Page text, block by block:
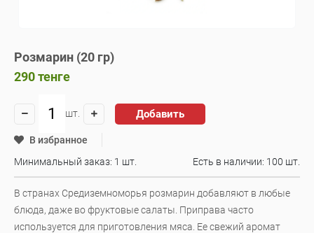
Розмарин (20 гр)
290тенге
шт. Добавить
В избранное
Минимальный заказ: 1 шт.
Есть в наличии: 100 шт.
В странах Средиземноморья розмарин добавляют в любые
блюда, даже во фруктовые салаты. Приправа часто
используется для приготовления мяса. Ее свежий аромат